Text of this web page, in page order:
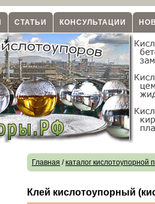
СТАТЬИ КОНСУЛЬТАЦИИ
Главная /каталог кислотоупорной
Клей кислотоупорный